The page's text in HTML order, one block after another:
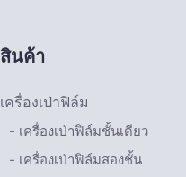
สินค้า
เครื่องเป่าฟิล์ม
- เครื่องเป่าฟิล์มชั้นเดียว
- เครื่องเป่าฟิล์มสองชั้น